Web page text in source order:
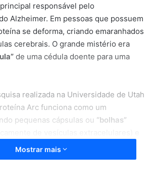
responsável pelo
Alzheimer. Em pessoas que possuem
se deforma, criando emaranhados
cerebrais. O grande mistério era
de uma cédula doente para uma
realizada na Universidade de Utah
Arc funciona como um
pequenas cápsulas ou “bolhas”
tóxica dentro delas. O neurônio então
para fora.
Mostrar mais